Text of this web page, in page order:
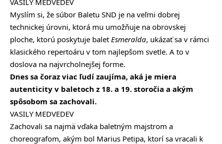
Myslím si, že súbor Baletu SND je na veľmi dobrej
technickej úrovni, ktorá mu umožňuje na obrovskej
ploche, ktorú poskytuje balet Esmeralda, ukázať sa v rámci
klasického repertoáru v tom najlepšom svetle. A to v
doslova na najvrcholnejšej forme.
Dnes sa čoraz viac ľudí zaujíma, aká je miera
autenticity v baletoch z 18. a 19. storočia a akým
spôsobom sa zachovali.
VASILY MEDVEDEV
Zachovali sa najmä vďaka baletným majstrom a
choreografom, akým bol Marius Petipa, ktorí sa vracali k